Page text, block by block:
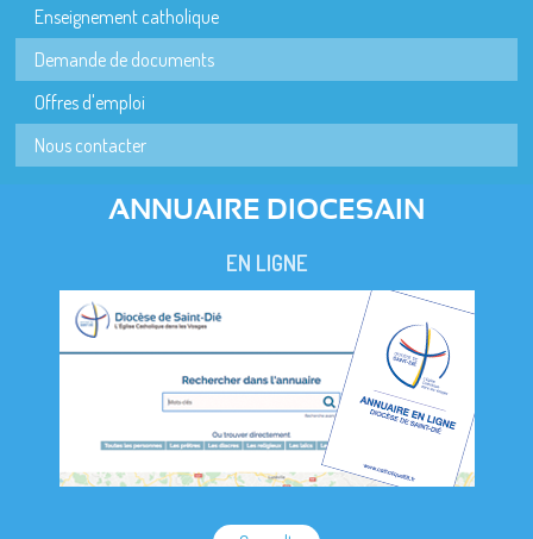
Enseignement catholique
Demande de documents
Offres d'emploi
Nous contacter
ANNUAIRE DIOCESAIN
EN LIGNE